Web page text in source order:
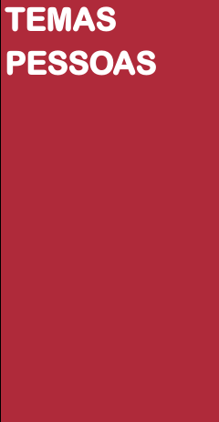
TEMAS
PESSOAS